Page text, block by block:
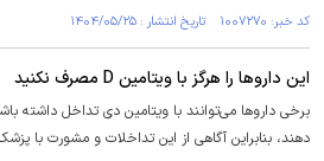
کد خبر: ۱۰۰۷۲۷۰ تاریخ انتشار : ۱۴۰۴/۰۵/۲۵
این دارو‌ها را هرگز با ویتامین D مصرف نکنید
برخی دارو‌ها می‌توانند با ویتامین دی تداخل داشته
دهند، بنابراین آگاهی از این تداخلات و مشورت با